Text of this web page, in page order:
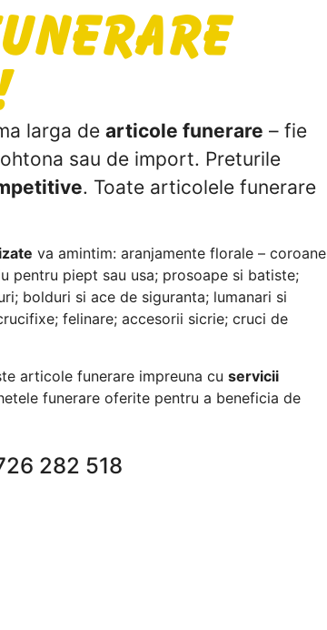
larga de articole funerare – fie
sau de import. Preturile
. Toate articolele funerare
va amintim: aranjamente florale – coroane
pentru piept sau usa; prosoape si batiste;
bolduri si ace de siguranta; lumanari si
felinare; accesorii sicrie; cruci de
articole funerare impreuna cu servicii
funerare oferite pentru a beneficia de
282 518